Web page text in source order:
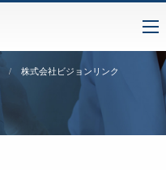
株式会社ビジョンリンク